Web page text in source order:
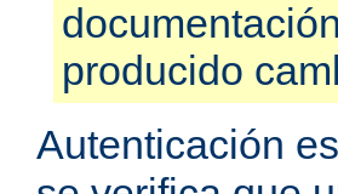
producido
Autenticación